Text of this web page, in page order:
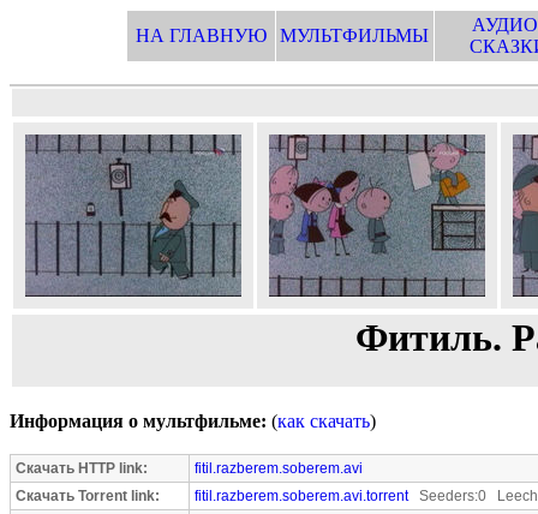
НА ГЛАВНУЮ МУЛЬТФИЛЬМЫ
Фитиль.
Информация о мультфильме: (как скачать)
Скачать HTTP link:
fitil.razberem.soberem.avi
Скачать Torrent link:
fitil.razberem.soberem.avi.torrentSeeders:0